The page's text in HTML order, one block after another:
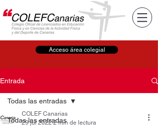
Acceso área colegial
Entrada
Todas las entradas
Todas las entradas
COLEF Canarias
29 jul 2022 2 min de lectura